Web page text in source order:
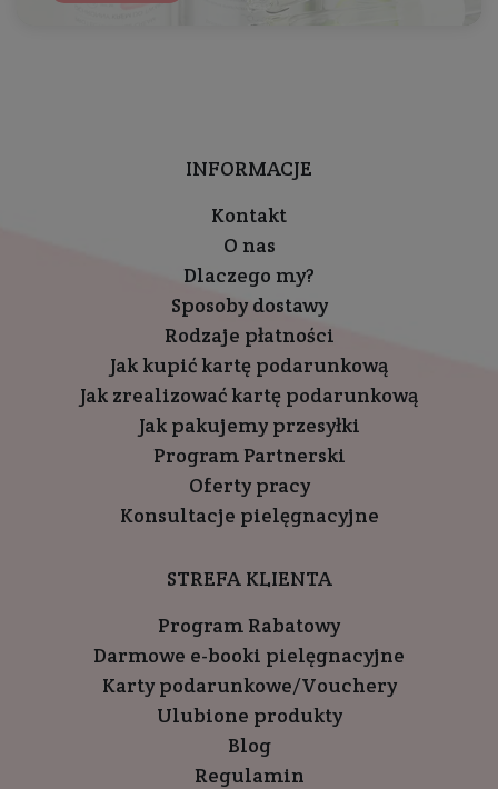
INFORMACJE
Kontakt
O nas
Dlaczego my?
Sposoby dostawy
Rodzaje płatności
Jak kupić kartę podarunkową
Jak zrealizować kartę podarunkową
Jak pakujemy przesyłki
Program Partnerski
Oferty pracy
Konsultacje pielęgnacyjne
STREFA KLIENTA
Program Rabatowy
Darmowe e-booki pielęgnacyjne
Karty podarunkowe/Vouchery
Ulubione produkty
Blog
Regulamin